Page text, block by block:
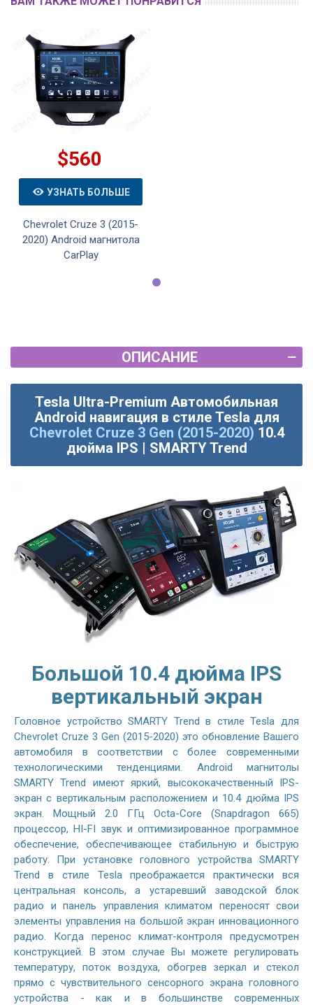
$560
УЗНАТЬ БОЛЬШЕ
Chevrolet Cruze 3 (2015-
2020) Android магнитола
CarPlay
ОПИСАНИЕ
Tesla Ultra-Premium Автомобильная
Android навигация в стиле Tesla для
Chevrolet Cruze 3 Gen (2015-2020) 10.4
дюйма IPS | SMARTY Trend
Большой 10.4 дюйма IPS
вертикальный экран
Головное устройство SMARTY Trend в стиле Tesla для
Chevrolet Cruze 3 Gen (2015-2020) это обновление Вашего
автомобиля в соответствии с более современными
технологическими тенденциями. Android магнитолы
SMARTY Trend имеют яркий, высококачественный IPS-
экран с вертикальным расположением и 10.4 дюйма IPS
экран. Мощный 2.0 ГГц Octa-Core (Snapdragon 665)
процессор, HI-FI звук и оптимизированное программное
обеспечение, обеспечивающее стабильную и быструю
работу. При установке головного устройства SMARTY
Trend в стиле Tesla преображается практически вся
центральная консоль, а устаревший заводской блок
радио и панель управления климатом переносят свои
элементы управления на большой экран инновационного
радио. Когда перенос климат-контроля предусмотрен
конструкцией. В этом случае Вы можете регулировать
температуру, поток воздуха, обогрев зеркал и стекол
прямо с чувствительного сенсорного экрана головного
устройства - как и в большинстве современных